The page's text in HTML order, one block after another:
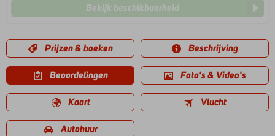
Bekijk beschikbaarheid
Prijzen & boeken Beschrijving
Beoordelingen Foto's & Video's
Kaart Vlucht
Autohuur